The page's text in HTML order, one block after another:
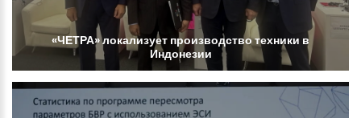
«ЧЕТРА»локализует производствотехники в
Индонезии